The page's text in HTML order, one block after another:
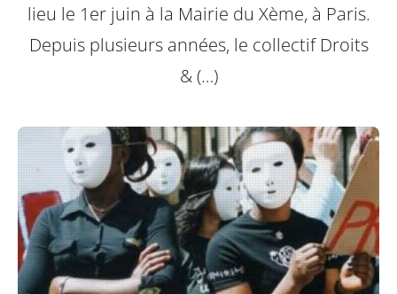
lieu le 1er juin à la Mairie du Xème, à Paris.
Depuis plusieurs années, le collectif Droits
& (…)